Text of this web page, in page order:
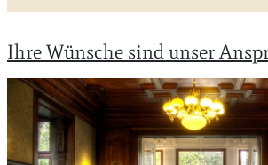
Ihre Wünsche sind unser